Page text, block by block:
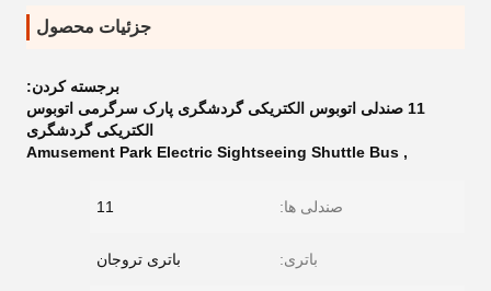
جزئیات محصول
برجسته کردن:
11 صندلی اتوبوس الکتریکی گردشگری پارک سرگرمی اتوبوس
الکتریکی گردشگری
,
Amusement Park Electric Sightseeing Shuttle Bus
صندلی ها: 11
باتری: باتری تروجان